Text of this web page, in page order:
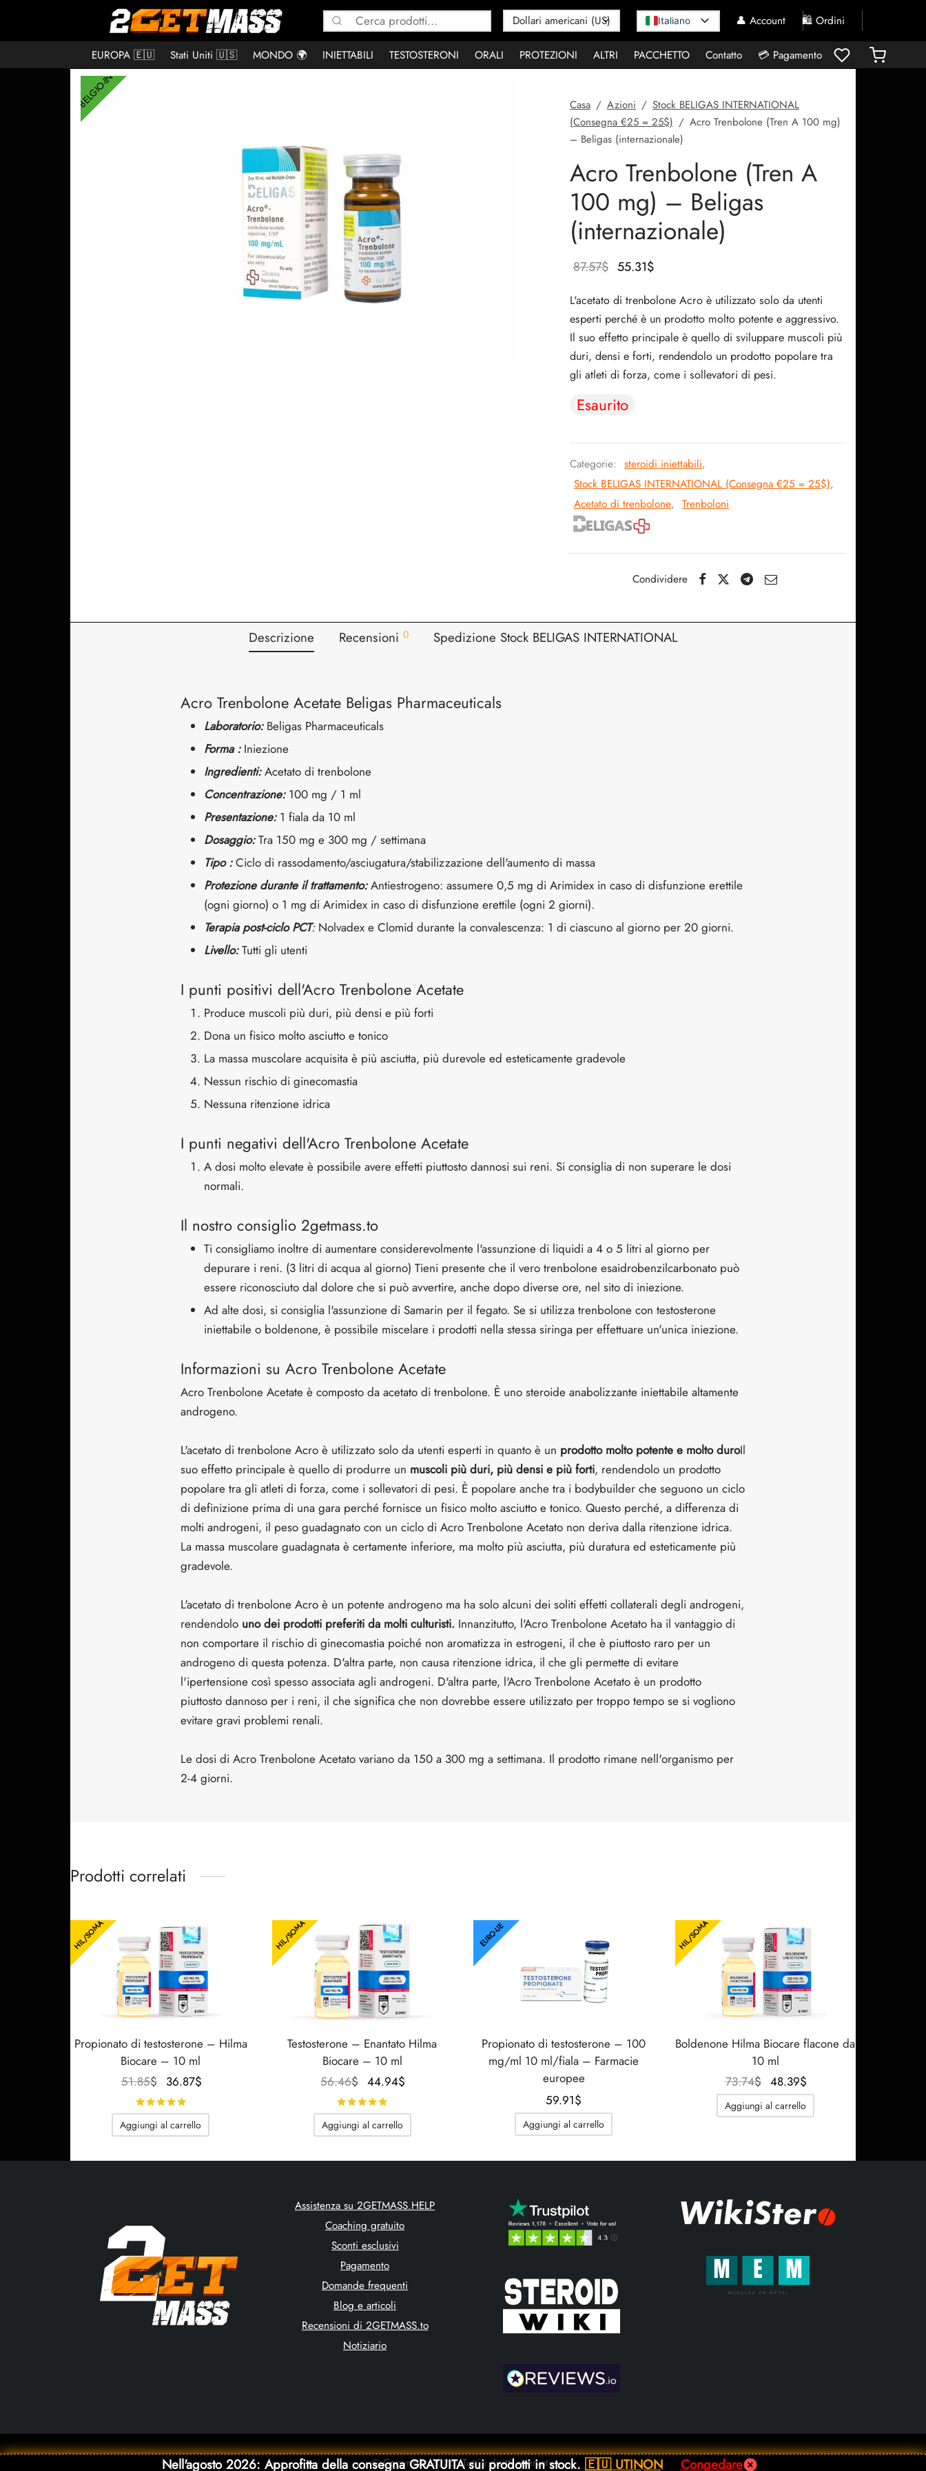
Nell'agosto 2026: Approfitta della consegna GRATUITA sui prodotti in stock. 🇪🇺 UTINON Congedare
Cerca: Italiano 👤 Account 🛍️ Ordini
EUROPA 🇪🇺 Stati Uniti 🇺🇸 MONDO 🌍 INIETTABILI TESTOSTERONI ORALI PROTEZIONI ALTRI PACCHETTO Contatto 💳 Pagamento
BELGIO-INT Casa / Azioni / Stock BELIGAS INTERNATIONAL
(Consegna €25 = 25$) / Acro Trenbolone (Tren A 100 mg)
– Beligas (internazionale)
Acro Trenbolone (Tren A
100 mg) – Beligas
(internazionale)
87.57$ Il prezzo
era:
87.57$.
55.31$
attuale
è:
55.31$.
L'acetato di trenbolone Acro è utilizzato solo da utenti
esperti perché è un prodotto molto potente e aggressivo.
Il suo effetto principale è quello di sviluppare muscoli più
duri, densi e forti, rendendolo un prodotto popolare tra
gli atleti di forza, come i sollevatori di pesi.
Esaurito
Categorie: steroidi iniettabili,
Stock BELIGAS INTERNATIONAL (Consegna €25 = 25$),
Acetato di trenbolone, Trenboloni
Condividere
Descrizione Recensioni 0 Spedizione Stock BELIGAS INTERNATIONAL
Acro Trenbolone Acetate Beligas Pharmaceuticals
Laboratorio: Beligas Pharmaceuticals
Forma :Iniezione
Ingredienti:Acetato di trenbolone
Concentrazione:100 mg / 1 ml
Presentazione: 1 fiala da 10 ml
Dosaggio:Tra 150 mg e 300 mg / settimana
Tipo :Ciclo di rassodamento/asciugatura/stabilizzazione dell'aumento di massa
Protezione durante il trattamento:Antiestrogeno: assumere 0,5 mg di Arimidex in caso di disfunzione erettile
(ogni giorno) o 1 mg di Arimidex in caso di disfunzione erettile (ogni 2 giorni).
Terapia post-ciclo PCT: Nolvadex e Clomid durante la convalescenza: 1 di ciascuno al giorno per 20 giorni.
Livello:Tutti gli utenti
I punti positivi dell'Acro Trenbolone Acetate
Produce muscoli più duri, più densi e più forti
Dona un fisico molto asciutto e tonico
La massa muscolare acquisita è più asciutta, più durevole ed esteticamente gradevole
Nessun rischio di ginecomastia
Nessuna ritenzione idrica
I punti negativi dell'Acro Trenbolone Acetate
A dosi molto elevate è possibile avere effetti piuttosto dannosi sui reni. Si consiglia di non superare le dosi
normali.
Il nostro consiglio 2getmass.to
Ti consigliamo inoltre di aumentare considerevolmente l'assunzione di liquidi a 4 o 5 litri al giorno per
depurare i reni. (3 litri di acqua al giorno) Tieni presente che il vero trenbolone esaidrobenzilcarbonato può
essere riconosciuto dal dolore che si può avvertire, anche dopo diverse ore, nel sito di iniezione.
Ad alte dosi, si consiglia l'assunzione di Samarin per il fegato. Se si utilizza trenbolone con testosterone
iniettabile o boldenone, è possibile miscelare i prodotti nella stessa siringa per effettuare un'unica iniezione.
Informazioni su Acro Trenbolone Acetate
Acro Trenbolone Acetate è composto da acetato di trenbolone. È uno steroide anabolizzante iniettabile altamente
androgeno.
L'acetato di trenbolone Acro è utilizzato solo da utenti esperti in quanto è un prodotto molto potente e molto duroIl
suo effetto principale è quello di produrre un muscoli più duri, più densi e più forti, rendendolo un prodotto
popolare tra gli atleti di forza, come i sollevatori di pesi. È popolare anche tra i bodybuilder che seguono un ciclo
di definizione prima di una gara perché fornisce un fisico molto asciutto e tonico. Questo perché, a differenza di
molti androgeni, il peso guadagnato con un ciclo di Acro Trenbolone Acetato non deriva dalla ritenzione idrica.
La massa muscolare guadagnata è certamente inferiore, ma molto più asciutta, più duratura ed esteticamente più
gradevole.
L'acetato di trenbolone Acro è un potente androgeno ma ha solo alcuni dei soliti effetti collaterali degli androgeni,
rendendolo uno dei prodotti preferiti da molti culturisti. Innanzitutto, l'Acro Trenbolone Acetato ha il vantaggio di
non comportare il rischio di ginecomastia poiché non aromatizza in estrogeni, il che è piuttosto raro per un
androgeno di questa potenza. D'altra parte, non causa ritenzione idrica, il che gli permette di evitare
l'ipertensione così spesso associata agli androgeni. D'altra parte, l'Acro Trenbolone Acetato è un prodotto
piuttosto dannoso per i reni, il che significa che non dovrebbe essere utilizzato per troppo tempo se si vogliono
evitare gravi problemi renali.
Le dosi di Acro Trenbolone Acetato variano da 150 a 300 mg a settimana. Il prodotto rimane nell'organismo per
2-4 giorni.
Prodotti correlati
HIL/SOMA
Propionato di testosterone – Hilma
Biocare – 10 ml
51.85$
Il
prezzo
originale
era:
36.87$
attuale
Aggiungi al carrello
HIL/SOMA
Testosterone – Enantato Hilma
Biocare – 10 ml
56.46$
Il
prezzo
originale
era:
44.94$
Aggiungi al carrello
EURO-UE
Propionato di testosterone – 100
mg/ml 10 ml/fiala – Farmacie
europee
59.91$
Aggiungi al carrello
HIL/SOMA
Boldenone Hilma Biocare flacone da
10 ml
73.74$
Il
prezzo
originale
48.39$
prezzo
attuale
Aggiungi al carrello
Assistenza su 2GETMASS.HELP
Coaching gratuito
Sconti esclusivi
Pagamento
Domande frequenti
Blog e articoli
Recensioni di 2GETMASS.to
Notiziario
© Copyright 2026. Tutti i diritti riservati.